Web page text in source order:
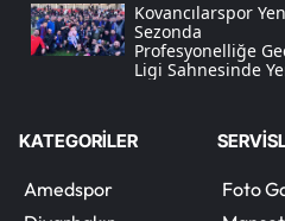
Kovancılarspor
Sezonda
Profesyonelliğe
Ligi Sahnesinde
KATEGORİLER
Amedspor
Foto